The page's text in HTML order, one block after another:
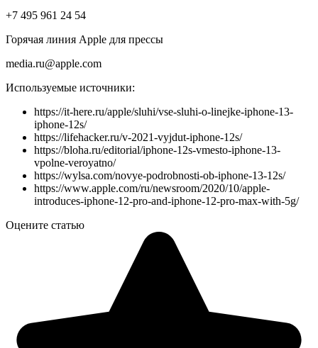
+7 495 961 24 54
Горячая линия Apple для прессы
media.ru@apple.com
Используемые источники:
https://it-here.ru/apple/sluhi/vse-sluhi-o-linejke-iphone-13-
iphone-12s/
https://lifehacker.ru/v-2021-vyjdut-iphone-12s/
https://bloha.ru/editorial/iphone-12s-vmesto-iphone-13-
vpolne-veroyatno/
https://wylsa.com/novye-podrobnosti-ob-iphone-13-12s/
https://www.apple.com/ru/newsroom/2020/10/apple-
introduces-iphone-12-pro-and-iphone-12-pro-max-with-5g/
Оцените статью